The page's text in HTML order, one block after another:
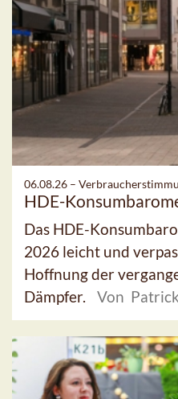
06.08.26 –
HDE-
Das HDE-
2026 leicht und
Hoffnung der
Dämpfer.
Von